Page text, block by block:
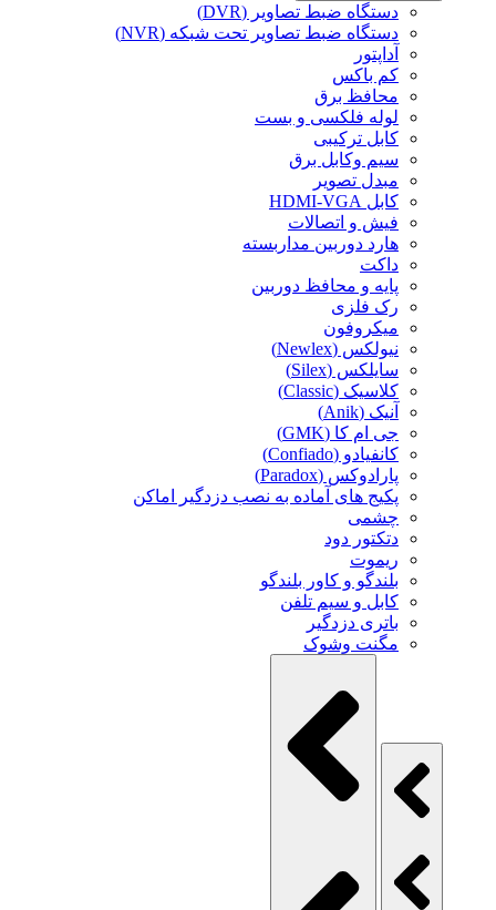
دستگاه ضبط تصاویر (DVR)
دستگاه ضبط تصاویر تحت شبکه (NVR)
آداپتور
کم باکس
محافظ برق
لوله فلکسی و بست
کابل ترکیبی
سیم وکابل برق
مبدل تصویر
کابل HDMI-VGA
فیش و اتصالات
هارد دوربین مداربسته
داکت
پایه و محافظ دوربین
رک فلزی
میکروفون
نیولکس (Newlex)
سایلکس (Silex)
کلاسیک (Classic)
آنیک (Anik)
جی ام کا (GMK)
کانفیادو (Confiado)
پارادوکس (Paradox)
پکیج های آماده به نصب دزدگیر اماکن
چشمی
دتکتور دود
ریموت
بلندگو و کاور بلندگو
کابل و سیم تلفن
باتری دزدگیر
مگنت وشوک